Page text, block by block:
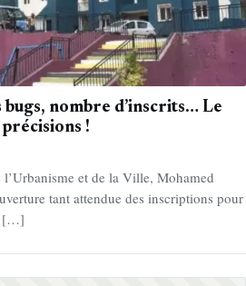
nombre d’inscrits… Le
!
et de la Ville, Mohamed
tant attendue des inscriptions pour
[…]